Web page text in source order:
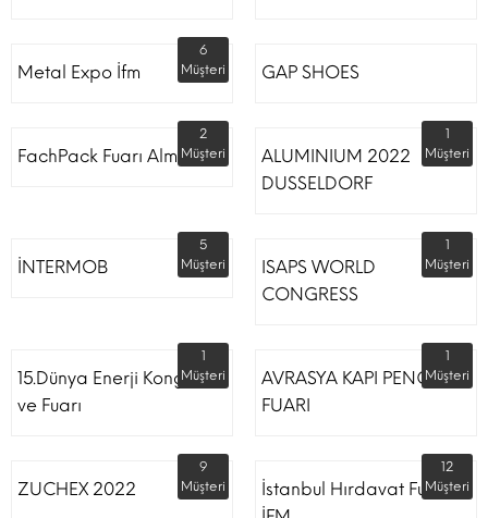
Metal Expo İfm
6
Müşteri
GAP SHOES
FachPack Fuarı Almanya
2
Müşteri
ALUMINIUM 2022
DUSSELDORF
1
Müşteri
İNTERMOB
5
Müşteri
ISAPS WORLD
CONGRESS
1
Müşteri
15.Dünya Enerji Kongresi
ve Fuarı
1
Müşteri
AVRASYA KAPI PENCERE
FUARI
1
Müşteri
ZUCHEX 2022
9
Müşteri
İstanbul Hırdavat Fuarı
12
Müşteri